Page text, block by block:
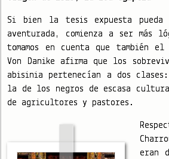
Si bien la tesis expuesta pueda
aventurada, comienza a ser más
tomamos en cuenta que también
Von Danike afirma que los
abisinia pertenecían a dos
la de los negros de escasa
de agricultores y pastores.
eran